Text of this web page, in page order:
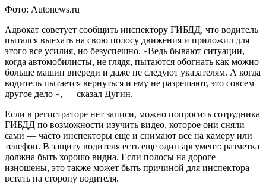
Фото: Autonews.ru
Адвокат советует сообщить инспектору ГИБДД, что водитель
пытался выехать на свою полосу движения и приложил для
этого все усилия, но безуспешно. «Ведь бывают ситуации,
когда автомобилисты, не глядя, пытаются обогнать как можно
больше машин впереди и даже не следуют указателям. А когда
водитель пытается вернуться и ему не разрешают, это совсем
другое дело », — сказал Дугин.
Если в регистраторе нет записи, можно попросить сотрудника
ГИБДД по возможности изучить видео, которое они сняли
сами — часто инспекторы еще и снимают все на камеру или
телефон. В защиту водителя есть еще один аргумент: разметка
должна быть хорошо видна. Если полосы на дороге
изношены, это также может быть причиной для инспектора
встать на сторону водителя.